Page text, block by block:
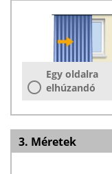
Egy oldalra
elhúzandó
3. Méretek